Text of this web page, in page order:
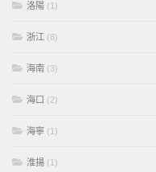
洛陽 (1)
浙江 (8)
海南 (3)
海口 (2)
海寧 (1)
淮揚 (1)